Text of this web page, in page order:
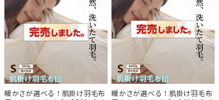
暖かさが選べる！肌掛け羽毛布
暖かさが選べる！肌掛け羽毛布